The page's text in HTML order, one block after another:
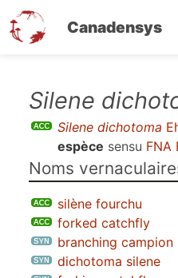
Canadensys
contenu
Silene
Silene dichotoma
espèce sensu FNA
Noms
silène fourchu
forked catchfly
branching campion
dichotoma silene